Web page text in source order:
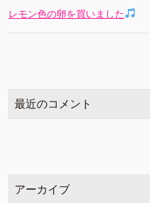
レモン色の卵を買いました
最近のコメント
アーカイブ